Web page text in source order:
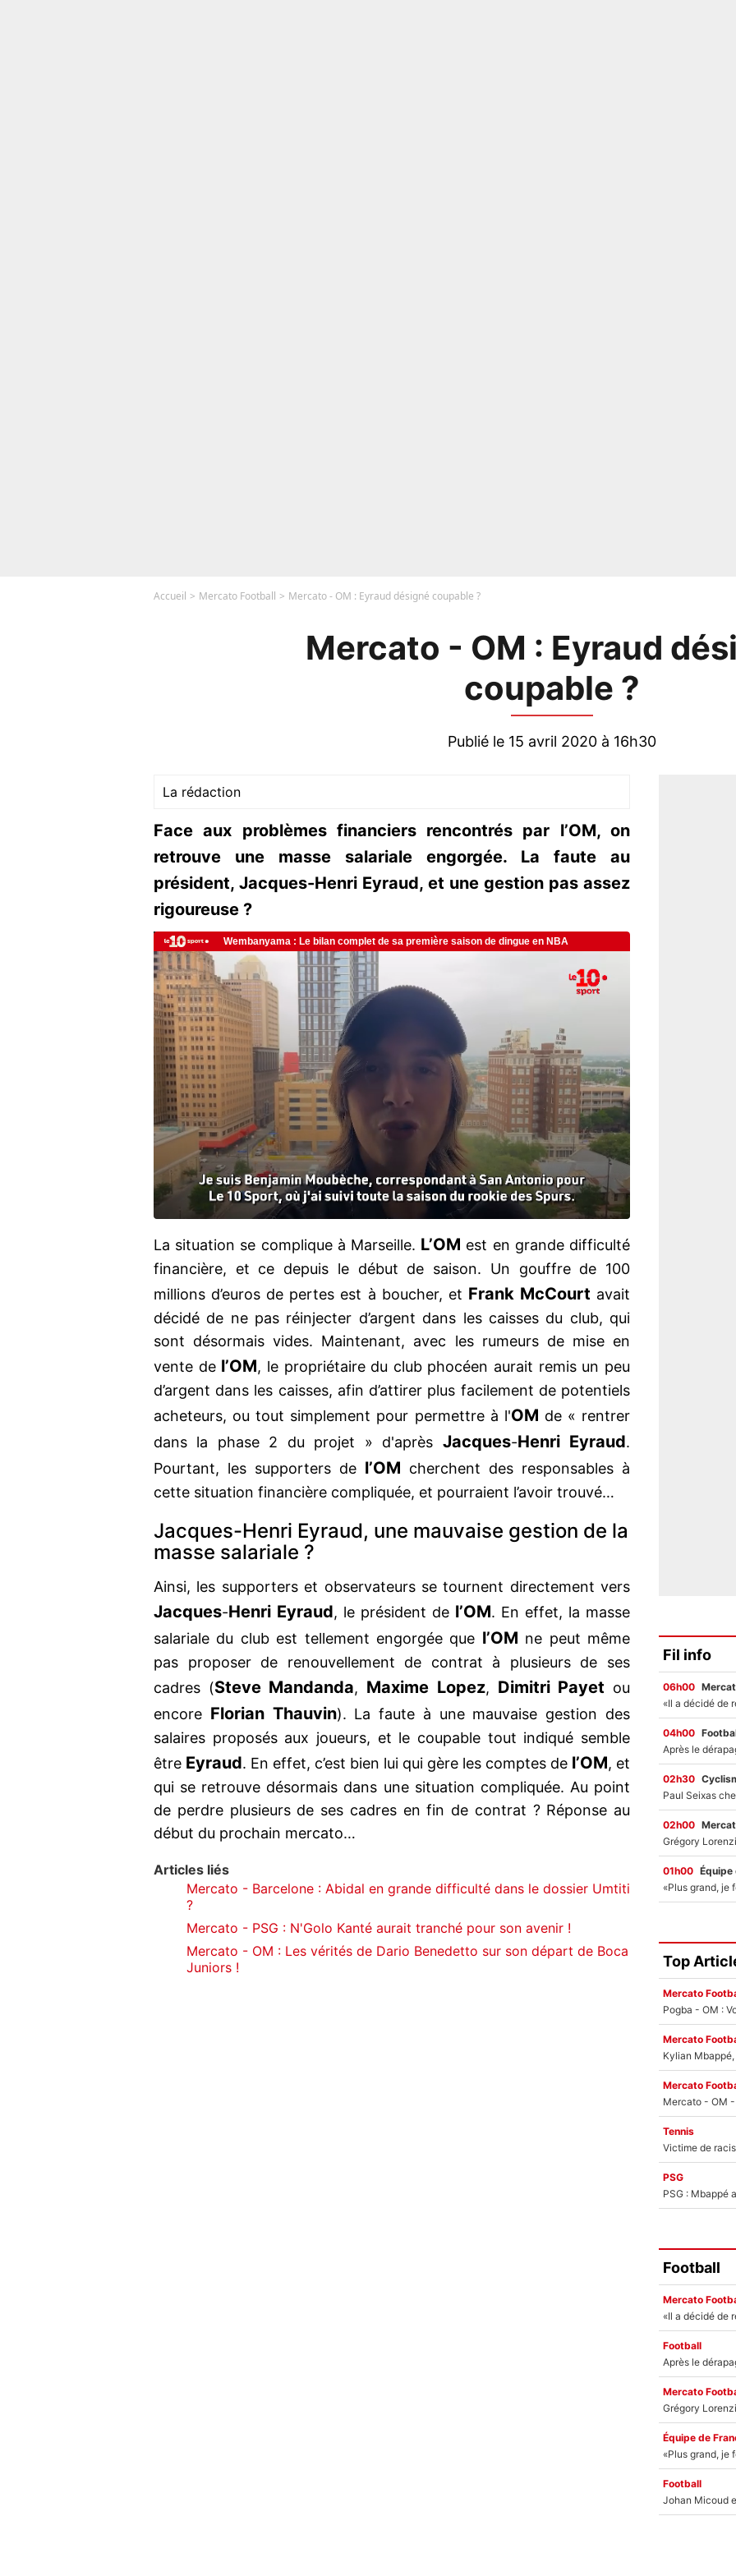
Accueil Mercato Football Mercato - OM : Eyraud désigné coupable ?
Mercato - OM : Eyraud
coupable ?
Publié le 15 avril 2020 à 16h30
La rédaction
Face aux problèmes financiers rencontrés par l’OM, on
retrouve une masse salariale engorgée. La faute au
président, Jacques-Henri Eyraud, et une gestion pas assez
rigoureuse ?
La situation se complique à Marseille. L’OM est en grande difficulté
financière, et ce depuis le début de saison. Un gouffre de 100
millions d’euros de pertes est à boucher, et Frank McCourt avait
décidé de ne pas réinjecter d’argent dans les caisses du club, qui
sont désormais vides. Maintenant, avec les rumeurs de mise en
vente de l’OM, le propriétaire du club phocéen aurait remis un peu
d’argent dans les caisses, afin d’attirer plus facilement de potentiels
acheteurs, ou tout simplement pour permettre à l'OM de « rentrer
dans la phase 2 du projet » d'après Jacques-Henri Eyraud.
Pourtant, les supporters de l’OM cherchent des responsables à
cette situation financière compliquée, et pourraient l’avoir trouvé…
Jacques-Henri Eyraud, une mauvaise gestion de la
masse salariale ?
Ainsi, les supporters et observateurs se tournent directement vers
Jacques-Henri Eyraud, le président de l’OM. En effet, la masse
salariale du club est tellement engorgée que l’OM ne peut même
pas proposer de renouvellement de contrat à plusieurs de ses
cadres (Steve Mandanda, Maxime Lopez, Dimitri Payet ou
encore Florian Thauvin). La faute à une mauvaise gestion des
salaires proposés aux joueurs, et le coupable tout indiqué semble
être Eyraud. En effet, c’est bien lui qui gère les comptes de l’OM, et
qui se retrouve désormais dans une situation compliquée. Au point
de perdre plusieurs de ses cadres en fin de contrat ? Réponse au
début du prochain mercato…
Articles liés
Mercato - Barcelone : Abidal en grande difficulté dans le dossier Umtiti
?
Mercato - PSG : N'Golo Kanté aurait tranché pour son avenir !
Mercato - OM : Les vérités de Dario Benedetto sur son départ de Boca
Juniors !
Fil info
06h00
04h00
02h30
02h00
01h00 Équipe
Top
Mercato
Pogba - OM :
Mercato
Kylian
Mercato
Tennis
PSG
PSG : Mbappé
Football
Mercato
Football
Mercato
Équipe de
Football